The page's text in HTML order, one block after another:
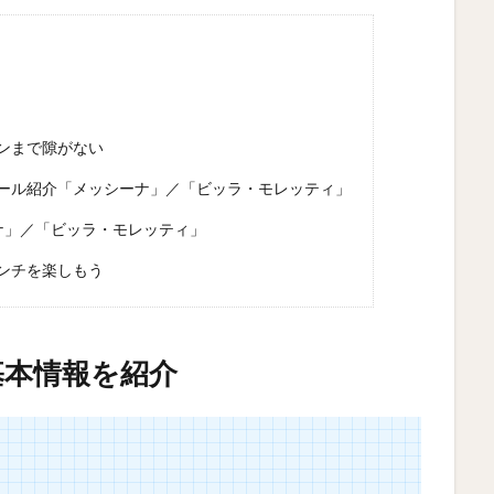
まで隙がない
紹介「メッシーナ」／「ビッラ・モレッティ」
／「ビッラ・モレッティ」
チを楽しもう
情報を紹介